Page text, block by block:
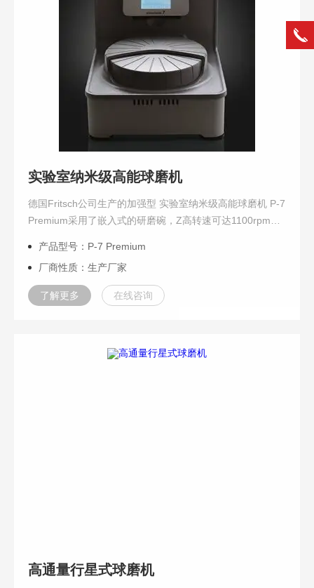
实验室纳米级高能球磨机
德国Fritsch公司生产的加强型 实验室纳米级高能球磨机 P-7
Premium采用了嵌入式的研磨碗，Z高转速可达1100rpm，
实现样品的粉碎，...
产品型号：P-7 Premium
厂商性质：生产厂家
了解更多 在线咨询
高通量行星式球磨机